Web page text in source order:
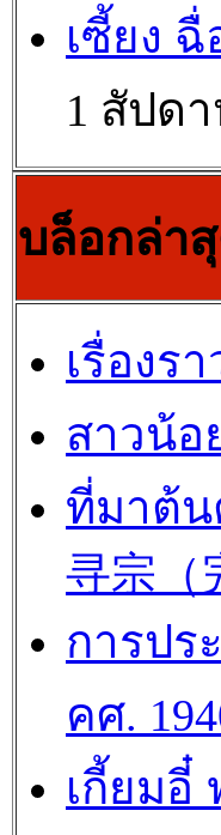
เซี้ยง
1 สัปด
บล็อกล่า
เรื่องร
สาวน้อ
ที่มาต้น
寻宗（
การปร
คศ.
เกี้ยมอี๋